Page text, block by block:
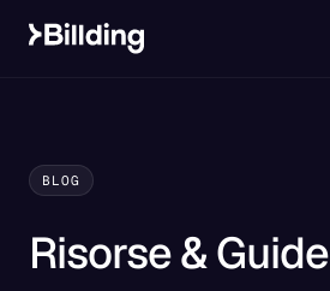
BLOG
Risorse & Guide